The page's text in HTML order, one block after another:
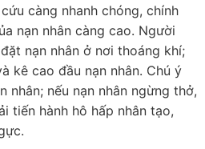
càng nhanh chóng, chính
nạn nhân càng cao. Người
nạn nhân ở nơi thoáng khí;
kê cao đầu nạn nhân. Chú ý
nhân; nếu nạn nhân ngừng thở,
tiến hành hô hấp nhân tạo,